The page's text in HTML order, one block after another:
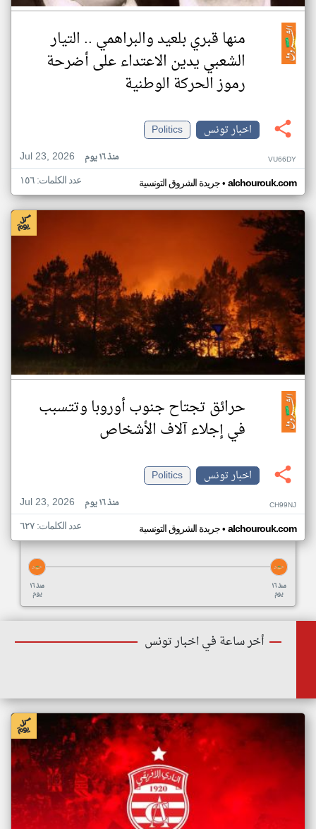
منها قبري بلعيد والبراهمي .. التيار
الشعبي يدين الاعتداء على أضرحة
رموز الحركة الوطنية
اخبار تونس
Politics
Jul 23, 2026
منذ ١٦ يوم VU66DY
جريدة الشروق التونسية• alchourouk.com عدد الكلمات: ١٥٦
حرائق تجتاح جنوب أوروبا وتتسبب
في إجلاء آلاف الأشخاص
اخبار تونس
Politics
Jul 23, 2026
منذ ١٦ يوم CH99NJ
جريدة الشروق التونسية• alchourouk.com عدد الكلمات: ٦٢٧
منذ ١٦
يوم
منذ ١٦
يوم
أخر ساعة في اخبار تونس